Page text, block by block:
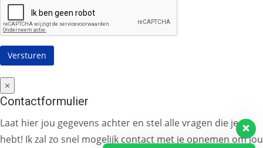
×
Contactformulier
Laat hier jou gegevens achter en stel alle vragen die je
hebt! Ik zal zo snel mogelijk contact met je opnemen om jou